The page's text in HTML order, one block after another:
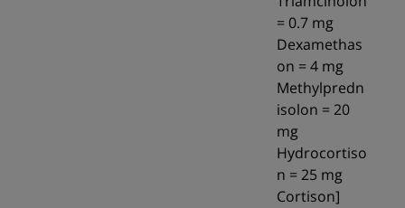
= 0.7 mg
Dexamethas
on = 4 mg
Methylpredn
isolon = 20
mg
Hydrocortiso
n = 25 mg
Cortison]